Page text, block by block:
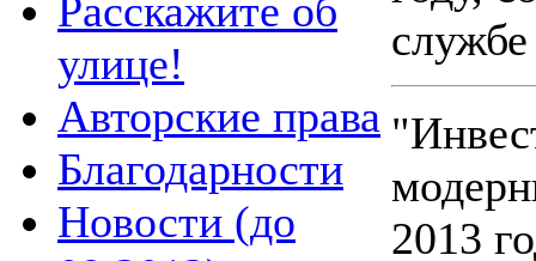
Расскажите об
улице!
Авторские права
Благодарности
Новости (до
2013